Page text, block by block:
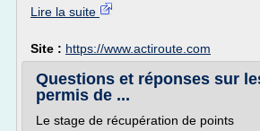
Lire la suite
Site : https://www.actiroute.com
Questions et réponses sur
permis de ...
Le stage de récupération de points